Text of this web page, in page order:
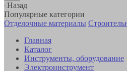
Назад
Популярные категории
Отделочные материалы
Главная
Каталог
Инструменты, оборудование
Электроинструмент